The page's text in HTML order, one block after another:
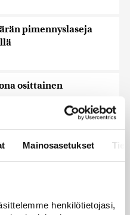
Mainosasetukset
henkilötietojasi,
pimennyslaseja
osittainen
junalla
ja paljastaa